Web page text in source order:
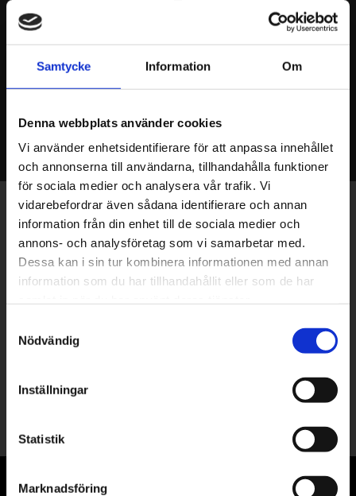
Samtycke Information Om
Denna webbplats använder cookies
Vi använder enhetsidentifierare för att anpassa innehållet
och annonserna till användarna, tillhandahålla funktioner
för sociala medier och analysera vår trafik. Vi
vidarebefordrar även sådana identifierare och annan
information från din enhet till de sociala medier och
annons- och analysföretag som vi samarbetar med.
Dessa kan i sin tur kombinera informationen med annan
information som du har tillhandahållit eller som de har
Nödvändig
Inställningar
Statistik
Marknadsföring
med strålsupport. Pris per styck.
Exklusiva erbjudanden - Senaste nyheterna -
Trender & inspiration
PRENUMERERA
KUNDSERVICE